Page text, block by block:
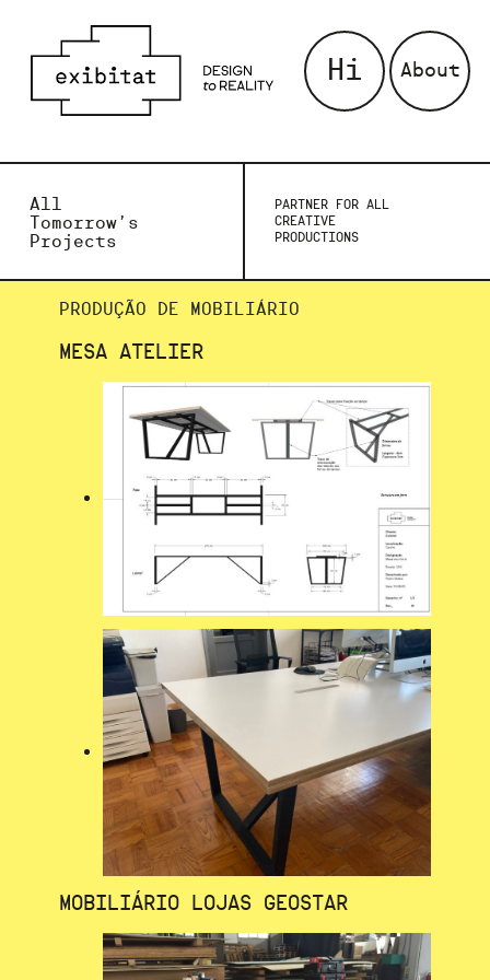
Hi About
All
Tomorrow’s
Projects
PARTNER FOR ALL
CREATIVE
PRODUCTIONS
PRODUÇÃO DE MOBILIÁRIO
MESA ATELIER
MOBILIÁRIO LOJAS GEOSTAR